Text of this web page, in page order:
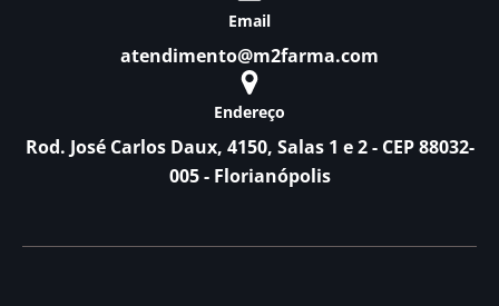
Email
atendimento@m2farma.com
Endereço
Rod. José Carlos Daux, 4150, Salas 1 e 2 - CEP 88032-
005 - Florianópolis